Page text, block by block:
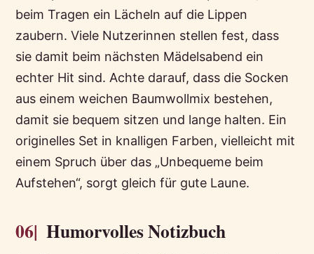
beim Tragen ein Lächeln auf die Lippen
zaubern. Viele Nutzerinnen stellen fest, dass
sie damit beim nächsten Mädelsabend ein
echter Hit sind. Achte darauf, dass die Socken
aus einem weichen Baumwollmix bestehen,
damit sie bequem sitzen und lange halten. Ein
originelles Set in knalligen Farben, vielleicht mit
einem Spruch über das „Unbequeme beim
Aufstehen“, sorgt gleich für gute Laune.
06| Humorvolles Notizbuch